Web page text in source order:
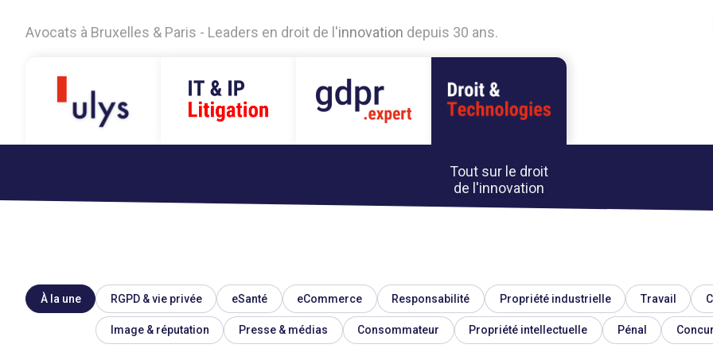
Avocats à Bruxe es & Paris - Leaders en droit de 'innovation depuis 30 ans.
Tout sur le droit
de l'innovation
À la une RGPD & vie privée eSanté eCommerce Responsabilité Propriété industrielle Travail
Image & réputation Presse & médias Consommateur Propriété intellectuelle Pénal